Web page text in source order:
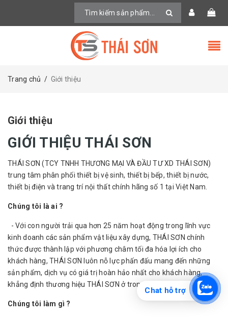
Trang chủ / Giới thiệu
Giới thiệu
GIỚI THIỆU THÁI SƠN
THÁI SƠN (TCY TNHH THƯƠNG MẠI VÀ ĐẦU TƯ XD THÁI SƠN)
trung tâm phân phối thiết bị vệ sinh, thiết bị bếp, thiết bị nước,
thiết bị điện và trang trí nội thất chính hãng số 1 tại Việt Nam.
Chúng tôi là ai ?
- Với con người trải qua hơn 25 năm hoạt động trong lĩnh vực
kinh doanh các sản phẩm vật liệu xây dựng, THÁI SƠN chính
thức được thành lập với phương châm tối đa hóa lợi ích cho
khách hàng, THÁI SƠN luôn nỗ lực phấn đấu mang đến những
sản phẩm, dịch vụ có giá trị hoàn hảo nhất cho khách hàng,
khẳng định thương hiệu THÁI SƠN ở trong và ngoài nước.
Chúng tôi làm gì ?
Chat hỗ trợ